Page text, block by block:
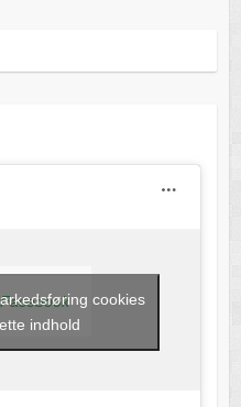
cookies
indhold